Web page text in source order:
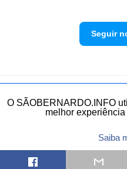
Seguir
Política de privacidade
O SÃOBERNARDO.INFO
melhor
Saiba